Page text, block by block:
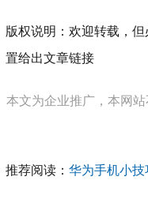
版权说明：欢迎转载，
置给出文章链接
本文为企业推广，本网
推荐阅读：华为手机小技